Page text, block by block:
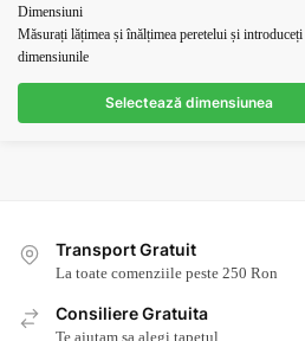
inițial
a
fost:
este:
Dimensiuni
Măsurați lățimea și înălțimea peretelui și introduceți
dimensiunile
Selectează dimensiunea
Transport Gratuit
La toate comenziile peste 250 Ron
Consiliere Gratuita
Te ajutam sa alegi tapetul